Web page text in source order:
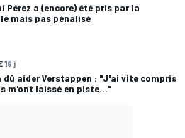
Pérez a (encore) été pris par la
mais pas pénalisé
19 j
dû aider Verstappen : "J'ai vite compris
m'ont laissé en piste..."